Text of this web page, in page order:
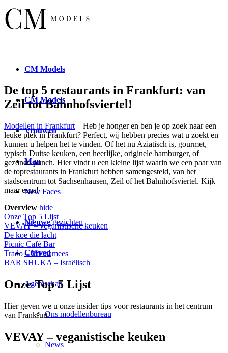
CM Models
CMModels
Vrouwen
Man
New Faces
Nieuwegezichten
Curved
Agentschap
Ons modellenbureau
News
De top 5 restaurants in Frankfurt: van
Zeil tot Bahnhofsviertel!
Modellen in Frankfurt – Heb je honger en ben je op zoek naar een
leuke plek in Frankfurt? Perfect, wij hebben precies wat u zoekt en
kunnen u helpen het te vinden. Of het nu Aziatisch is, gourmet,
typisch Duitse keuken, een heerlijke, originele hamburger, of
gezonde punch. Hier vindt u een kleine lijst waarin we een paar van
de toprestaurants in Frankfurt hebben samengesteld, van het
stadscentrum tot Sachsenhausen, Zeil of het Bahnhofsviertel. Kijk
maar eens!
Overview hide
Onze Top 5 Lijst
VEVAY – veganistische keuken
De koe die lacht
Picnic Café Bar
Trado – Vietnamees
BAR SHUKA – Israëlisch
Onze Top 5 Lijst
Hier geven we u onze insider tips voor restaurants in het centrum
van Frankfurt!
VEVAY – veganistische keuken